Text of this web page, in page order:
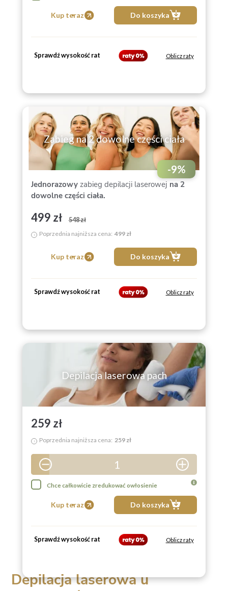
3
4
6
8
Kup teraz Do koszyka
Sprawdź wysokość rat Oblicz raty
Zabieg na 2 dowolne części ciała
Jednorazowy zabieg depilacji laserowej na 2
dowolne części ciała.
499 zł 548 zł
-9%
i Poprzednia najniższa cena: 499 zł
Kup teraz Do koszyka
Sprawdź wysokość rat Oblicz raty
Depilacja laserowa pach
259 zł
i Poprzednia najniższa cena: 259 zł
1
2
3
4
6
8
Chce całkowicie zredukować owłosienie
Kup teraz Do koszyka
Sprawdź wysokość rat Oblicz raty
Depilacja laserowa u